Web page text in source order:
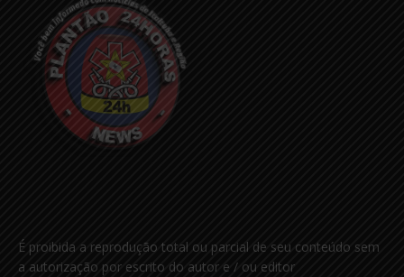
É proibida a reprodução total ou parcial de seu conteúdo sem
a autorização por escrito do autor e / ou editor